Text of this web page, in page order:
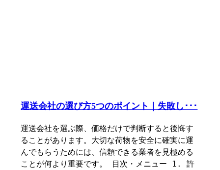
運送会社の選び方5つのポイント｜失敗し･･･
運送会社を選ぶ際、価格だけで判断すると後悔す
ることがあります。大切な荷物を安全に確実に運
んでもらうためには、信頼できる業者を見極める
ことが何より重要です。 目次・メニュー 1. 許